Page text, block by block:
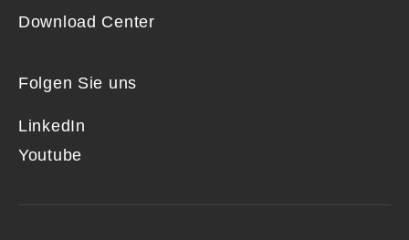
Download Center
Folgen Sie uns
LinkedIn
Youtube